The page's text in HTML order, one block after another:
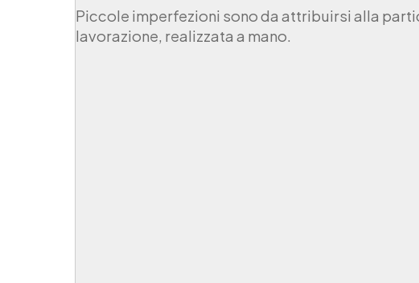
Piccole imperfezioni sono da attribuirsi alla
lavorazione, realizzata a mano.